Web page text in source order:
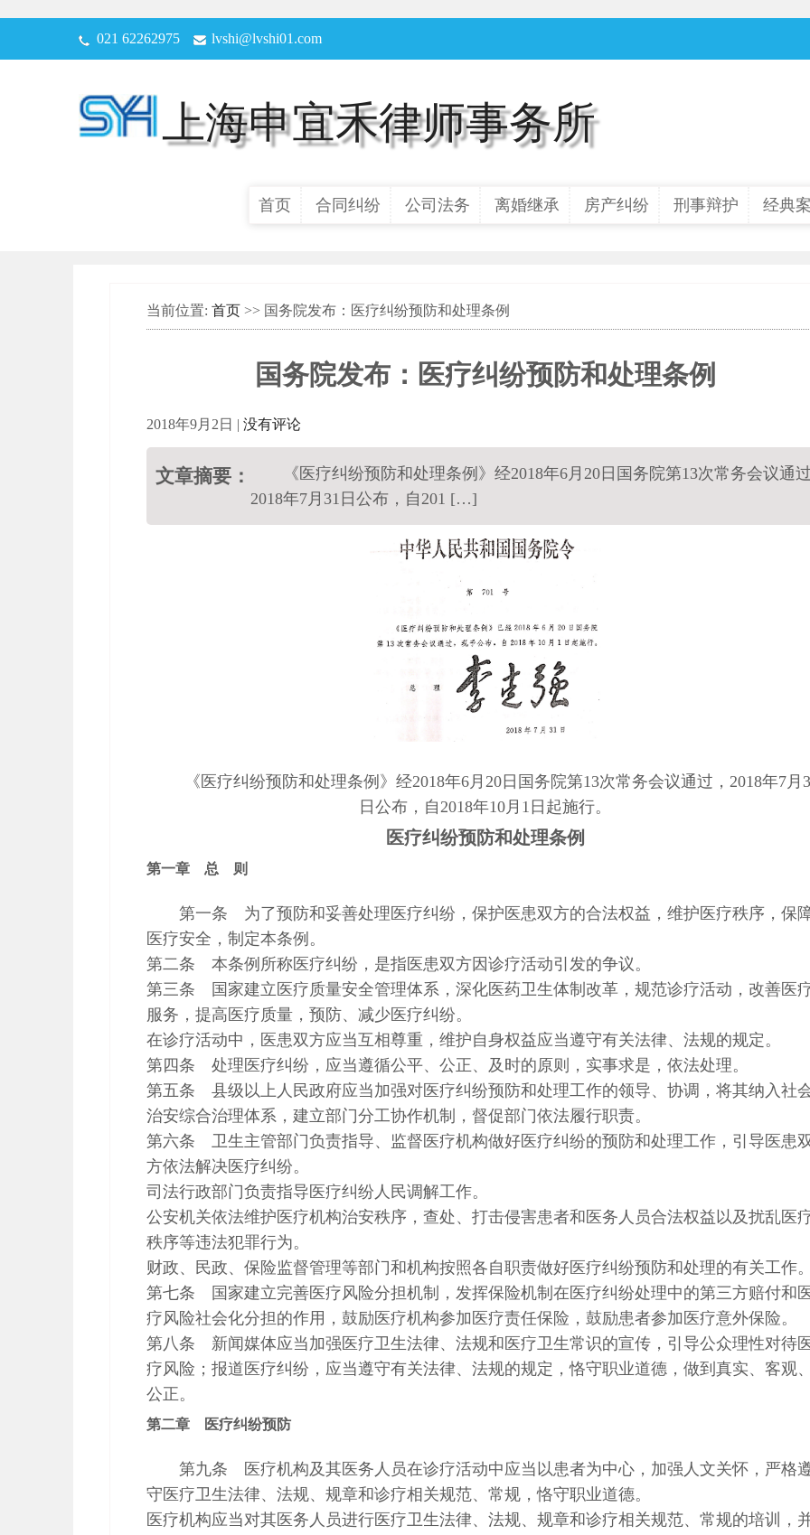
021 62262975 lvshi@lvshi01.com
上海申宜禾律师事务所
首页 合同纠纷 公司法务 离婚继承 房产纠纷 刑事辩护 经典
当前位置: 首页 >> 国务院发布：医疗纠纷预防和处理条例
国务院发布：医疗纠纷预防和处理条例
2018年9月2日 | 没有评论
文章摘要：
《医疗纠纷预防和处理条例》经2018年6月20日国务院第13次常务会议通过
2018年7月31日公布，自201 […]
《医疗纠纷预防和处理条例》经2018年6月20日国务院第13次常务会议通过，2018年7月
日公布，自2018年10月1日起施行。
医疗纠纷预防和处理条例
第一章 总 则
第一条 为了预防和妥善处理医疗纠纷，保护医患双方的合法权益，维护医疗秩序，保
医疗安全，制定本条例。
第二条 本条例所称医疗纠纷，是指医患双方因诊疗活动引发的争议。
第三条 国家建立医疗质量安全管理体系，深化医药卫生体制改革，规范诊疗活动，改善医
服务，提高医疗质量，预防、减少医疗纠纷。
在诊疗活动中，医患双方应当互相尊重，维护自身权益应当遵守有关法律、法规的规定。
第四条 处理医疗纠纷，应当遵循公平、公正、及时的原则，实事求是，依法处理。
第五条 县级以上人民政府应当加强对医疗纠纷预防和处理工作的领导、协调，将其纳入社
治安综合治理体系，建立部门分工协作机制，督促部门依法履行职责。
第六条 卫生主管部门负责指导、监督医疗机构做好医疗纠纷的预防和处理工作，引导医患
方依法解决医疗纠纷。
司法行政部门负责指导医疗纠纷人民调解工作。
公安机关依法维护医疗机构治安秩序，查处、打击侵害患者和医务人员合法权益以及扰乱医
秩序等违法犯罪行为。
财政、民政、保险监督管理等部门和机构按照各自职责做好医疗纠纷预防和处理的有关工作。
第七条 国家建立完善医疗风险分担机制，发挥保险机制在医疗纠纷处理中的第三方赔付和
疗风险社会化分担的作用，鼓励医疗机构参加医疗责任保险，鼓励患者参加医疗意外保险。
第八条 新闻媒体应当加强医疗卫生法律、法规和医疗卫生常识的宣传，引导公众理性对待
疗风险；报道医疗纠纷，应当遵守有关法律、法规的规定，恪守职业道德，做到真实、客观、
公正。
第二章 医疗纠纷预防
第九条 医疗机构及其医务人员在诊疗活动中应当以患者为中心，加强人文关怀，严格
守医疗卫生法律、法规、规章和诊疗相关规范、常规，恪守职业道德。
医疗机构应当对其医务人员进行医疗卫生法律、法规、规章和诊疗相关规范、常规的培训，